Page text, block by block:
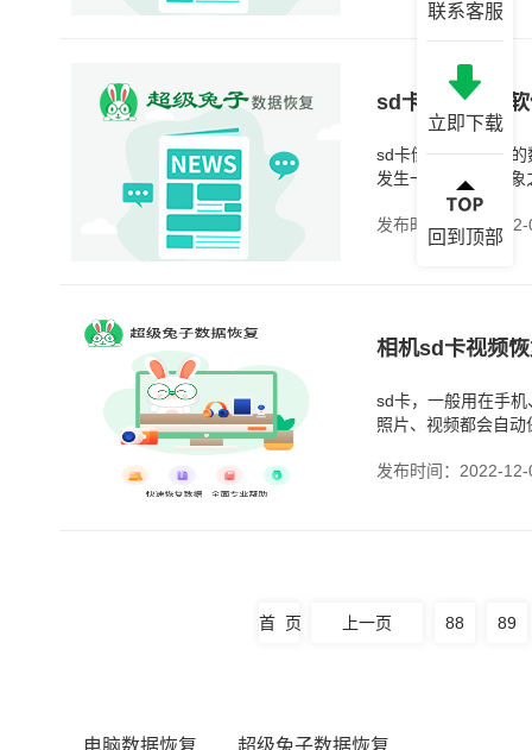
sd卡数据找回
sd卡储存着很重要
发生一些在我们想
常重要的。那么，
发布时间：2022-12-
相机sd卡视频
sd卡，一般用在手
照片、视频都会自
发布时间：2022-12-
首 页 上一页 88 89
电脑数据恢复 超级兔子数据恢复
联系客服
立即下载
回到顶部